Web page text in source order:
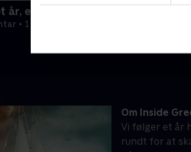
år, et liv
• 1 t. 56 min
Om Inside
Vi følger et år
rundt for at